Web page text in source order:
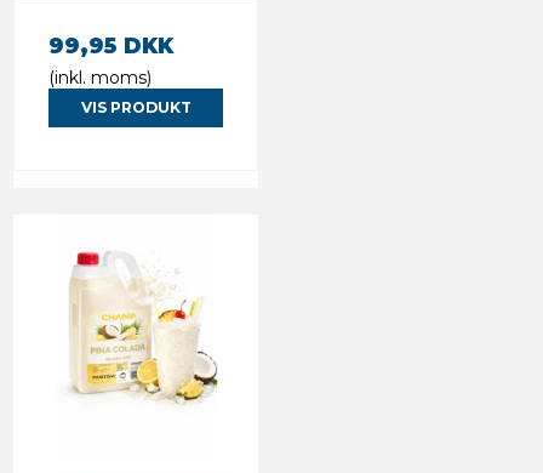
99,95 DKK
(inkl. moms)
VIS PRODUKT